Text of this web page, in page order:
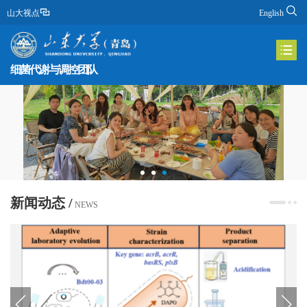
山大视点 English
细菌代谢与调控团队
新闻动态 / NEWS